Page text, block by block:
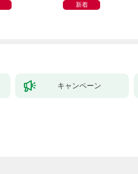
新着
キャンペーン